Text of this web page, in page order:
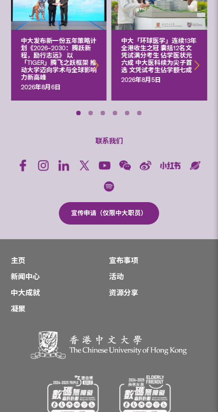
中大发布新一份五年策略计
划《2026‒2030：腾跃新
程，励行志远》 以
「TIGER」腾飞之跃框架 推
动大学迈向学术与全球影响
力新高峰
2026年8月6日
中大「环球医学」连续13年
全港收生之冠 囊括12名文
凭试满分考生 佔学医状元
六成 中大医科续为尖子首
选 文凭试考生佔学额七成
2026年8月5日
联系我们
宣传申请（仅限中大职员）
主页
宣布事项
新闻中心
活动
中大成就
资源分享
凝聚